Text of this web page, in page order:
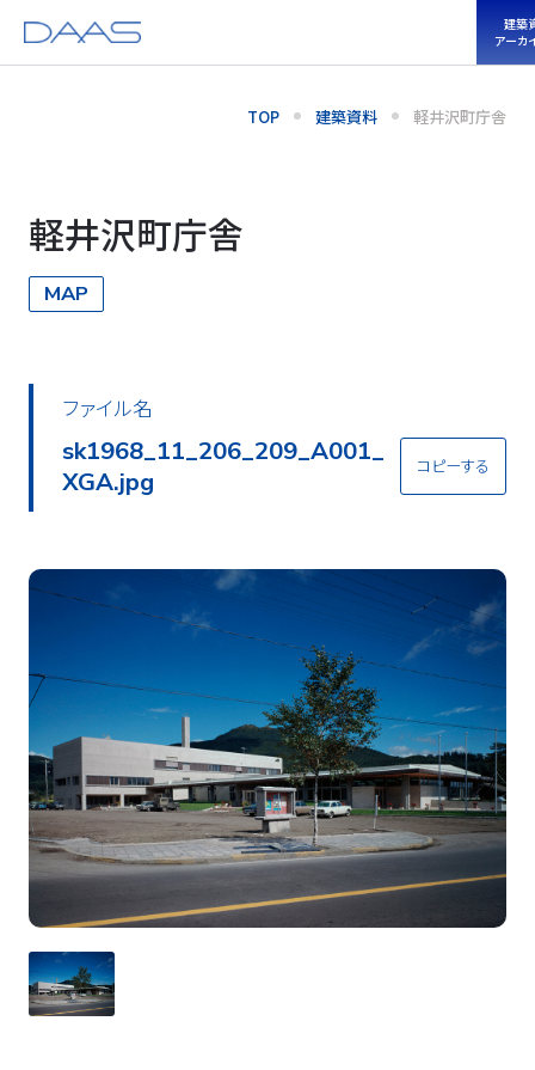
建築
アーカ
TOP 建築資料 軽井沢町庁舎
軽井沢町庁舎
MAP
ファイル名
sk1968_11_206_209_A001_
XGA.jpg
コピーする